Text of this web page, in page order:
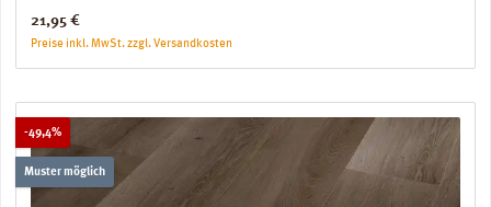
Regulärer Preis:
21,95 €
Preise inkl. MwSt. zzgl. Versandkosten
-49,4%Rabatt
Muster möglich